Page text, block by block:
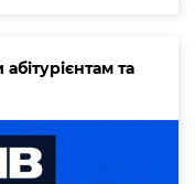
та